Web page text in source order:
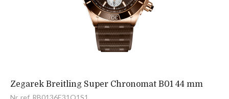
Zegarek Breitling Super Chronomat B01 44 mm
Nr. ref. RB0136E31Q1S1